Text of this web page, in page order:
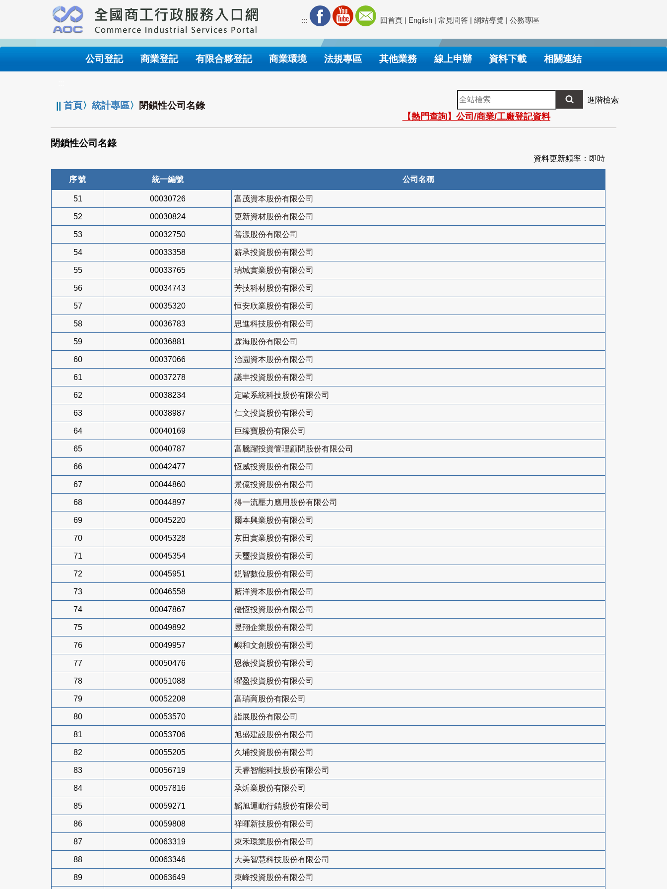
要
內
::: 回首頁 | English | 常見問答 | 網站導覽 | 公務專區
公司登記 商業登記 有限合夥登記 商業環境 法規專區 其他業務 線上申辦 資料下載 相關連結
||首頁〉統計專區〉 閉鎖性公司名錄
全
站
檢
索
進階檢索
【熱門查詢】公司/商業/工廠登記資料
閉鎖性公司名錄
資料更新頻率：即時
序號 統一編號 公司名稱
51 00030726 富茂資本股份有限公司
52 00030824 更新資材股份有限公司
53 00032750 善漾股份有限公司
54 00033358 薪承投資股份有限公司
55 00033765 瑞城實業股份有限公司
56 00034743 芳技科材股份有限公司
57 00035320 恒安欣業股份有限公司
58 00036783 思進科技股份有限公司
59 00036881 霖海股份有限公司
60 00037066 治園資本股份有限公司
61 00037278 議丰投資股份有限公司
62 00038234 定歐系統科技股份有限公司
63 00038987 仁文投資股份有限公司
64 00040169 巨臻寶股份有限公司
65 00040787 富騰躍投資管理顧問股份有限公司
66 00042477 恆威投資股份有限公司
67 00044860 景億投資股份有限公司
68 00044897 得一流壓力應用股份有限公司
69 00045220 爾本興業股份有限公司
70 00045328 京田實業股份有限公司
71 00045354 天璽投資股份有限公司
72 00045951 鋭智數位股份有限公司
73 00046558 藍洋資本股份有限公司
74 00047867 優恆投資股份有限公司
75 00049892 昱翔企業股份有限公司
76 00049957 嶼和文創股份有限公司
77 00050476 恩薇投資股份有限公司
78 00051088 曜盈投資股份有限公司
79 00052208 富瑞啇股份有限公司
80 00053570 詣展股份有限公司
81 00053706 旭盛建設股份有限公司
82 00055205 久埔投資股份有限公司
83 00056719 天睿智能科技股份有限公司
84 00057816 承炘業股份有限公司
85 00059271 韜旭運動行銷股份有限公司
86 00059808 祥暉新技股份有限公司
87 00063319 東禾環業股份有限公司
88 00063346 大美智慧科技股份有限公司
89 00063649 東峰投資股份有限公司